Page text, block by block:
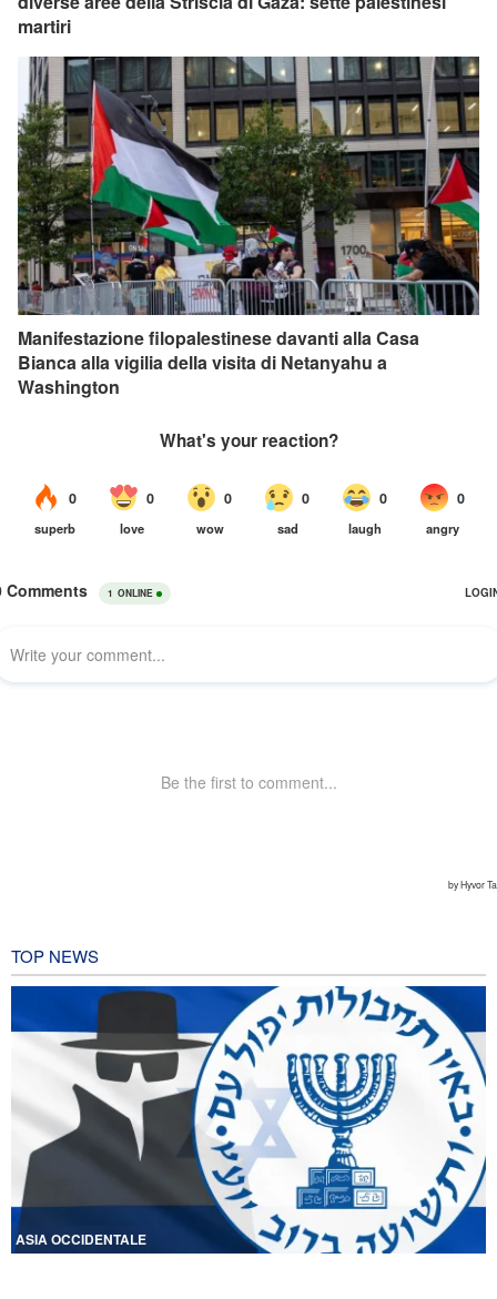
martiri
Manifestazione filopalestinese davanti alla Casa
Bianca alla vigilia della visita di Netanyahu a
Washington
TOP NEWS
ASIA OCCIDENTALE